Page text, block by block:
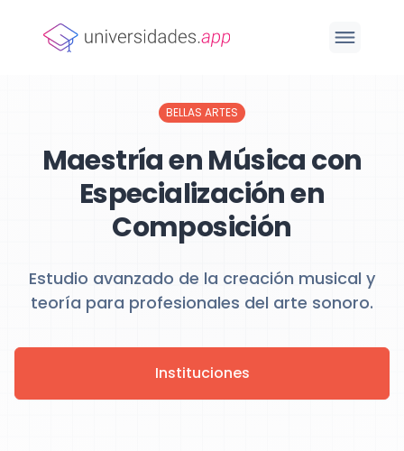
BELLAS ARTES
Maestría en Música con
Especialización en
Composición
Estudio avanzado de la creación musical y
teoría para profesionales del arte sonoro.
Instituciones